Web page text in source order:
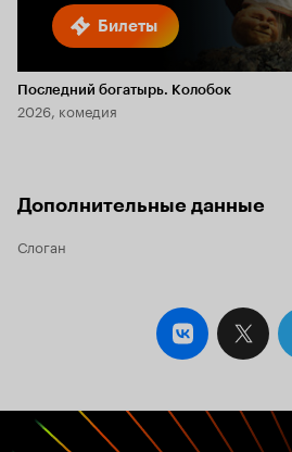
Билеты
Последний богатырь. Колобок
2026, комедия
Дополнительные данные
Слоган